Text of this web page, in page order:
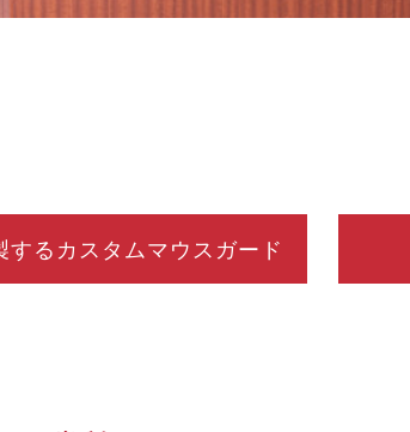
するカスタムマウスガード